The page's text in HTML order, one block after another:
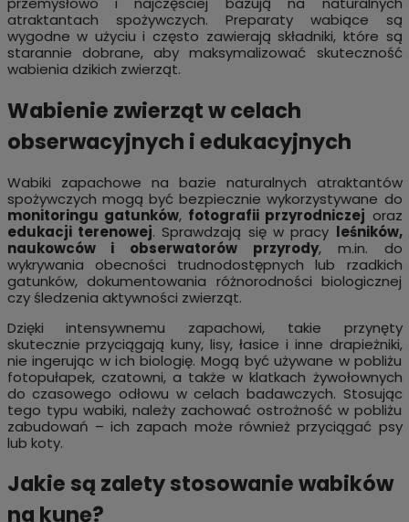
atraktantach spożywczych. Preparaty wabiące są
wygodne w użyciu i często zawierają składniki, które są
starannie dobrane, aby maksymalizować skuteczność
wabienia dzikich zwierząt.
Wabienie zwierząt w celach
obserwacyjnych i edukacyjnych
Wabiki zapachowe na bazie naturalnych atraktantów
spożywczych mogą być bezpiecznie wykorzystywane do
monitoringu gatunków, fotografii przyrodniczej oraz
edukacji terenowej. Sprawdzają się w pracy leśników,
naukowców i obserwatorów przyrody, m.in. do
wykrywania obecności trudnodostępnych lub rzadkich
gatunków, dokumentowania różnorodności biologicznej
czy śledzenia aktywności zwierząt.
Dzięki intensywnemu zapachowi, takie przynęty
skutecznie przyciągają kuny, lisy, łasice i inne drapieżniki,
nie ingerując w ich biologię. Mogą być używane w pobliżu
fotopułapek, czatowni, a także w klatkach żywołownych
do czasowego odłowu w celach badawczych. Stosując
tego typu wabiki, należy zachować ostrożność w pobliżu
zabudowań – ich zapach może również przyciągać psy
lub koty.
Jakie są zalety stosowanie wabików
na kunę?